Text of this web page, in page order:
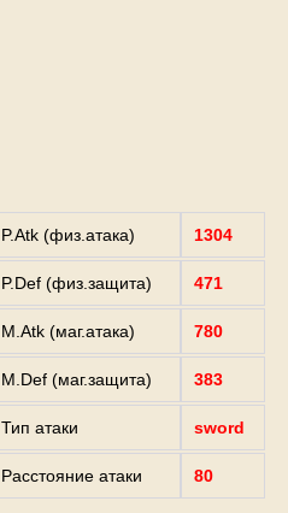
P.Atk (физ.атака) 1304
P.Def (физ.защита) 471
M.Atk (маг.атака) 780
M.Def (маг.защита) 383
Тип атаки sword
Расстояние атаки 80